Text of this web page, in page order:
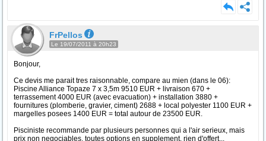
FrPellos
Le 19/07/2011 à 20h23
Bonjour,
Ce devis me parait tres raisonnable, compare au mien (dans le 06):
Piscine Alliance Topaze 7 x 3,5m 9510 EUR + livraison 670 +
terrassement 4000 EUR (avec evacuation) + installation 3880 +
fournitures (plomberie, gravier, ciment) 2688 + local polyester 1100 EUR +
margelles posees 1400 EUR = total autour de 23500 EUR.
Pisciniste recommande par plusieurs personnes qui a l'air serieux, mais
prix non negociables, toutes options en supplement, rien d'offert...